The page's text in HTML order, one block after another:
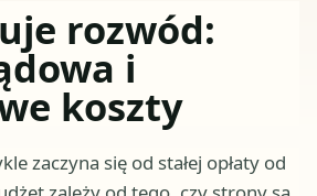
rozwód:
i
koszty
zaczyna się od stałej opłaty od